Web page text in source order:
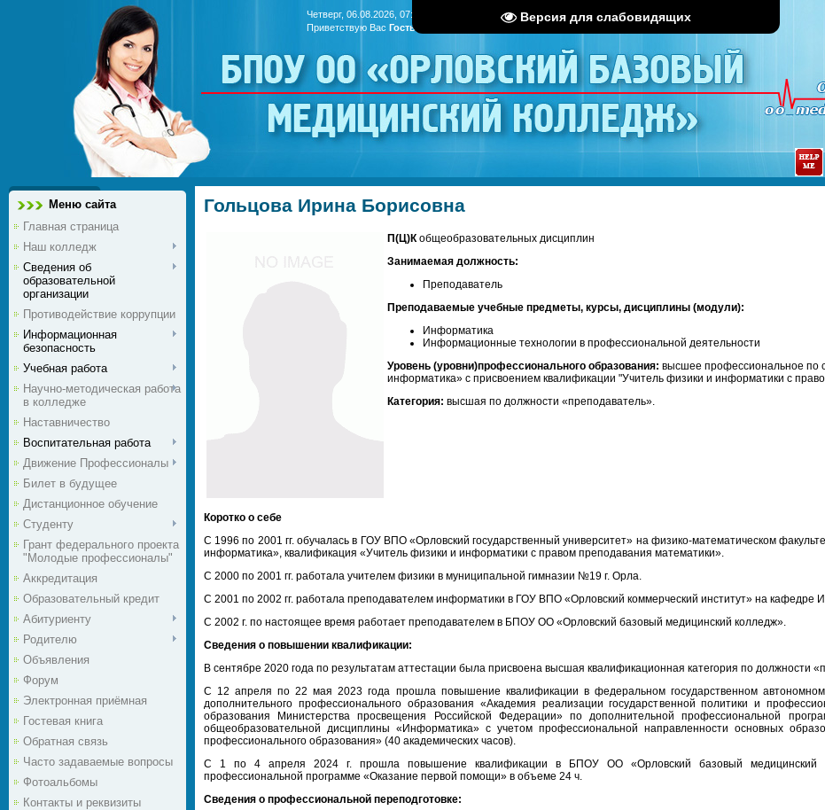
Версия для слабовидящих
Четверг, 06.08.2026, 07:11
Приветствую Вас Гость
БПОУ ОО «Орловский базовый
медицинский колледж»
Меню сайта
Главная страница
Наш колледж
Сведения об
образовательной
организации
Противодействие коррупции
Информационная
безопасность
Учебная работа
Научно-методическая работа
в колледже
Наставничество
Воспитательная работа
Движение Профессионалы
Билет в будущее
Дистанционное обучение
Студенту
Грант федерального проекта
"Молодые профессионалы"
Аккредитация
Образовательный кредит
Абитуриенту
Родителю
Объявления
Форум
Электронная приёмная
Гостевая книга
Обратная связь
Часто задаваемые вопросы
Фотоальбомы
Контакты и реквизиты
Гольцова Ирина Борисовна
П(Ц)Кобщеобразовательных дисциплин
Занимаемая должность:
Преподаватель
Преподаваемые учебные предметы, курсы, дисциплины (модули):
Информатика
Информационные технологии в профессиональной деятельности
Уровень (уровни)профессионального образования: высшее профессиональное по
информатика» с присвоением квалификации "Учитель физики и информатики с
Категория: высшая по должности «преподаватель».
Коротко о себе
С 1996 по 2001 гг. обучалась в ГОУ ВПО «Орловский государственный университет» на физико-математическом
информатика», квалификация «Учитель физики и информатики с правом преподавания математики».
С 2000 по 2001 гг. работала учителем физики в муниципальной гимназии №19 г. Орла.
С 2001 по 2002 гг. работала преподавателем информатики в ГОУ ВПО «Орловский коммерческий институт» на кафедре
С 2002 г. по настоящее время работает преподавателем в БПОУ ОО «Орловский базовый медицинский колледж».
Сведения о повышении квалификации:
В сентябре 2020 года по результатам аттестации была присвоена высшая квалификационная категория по должности
С 12 апреля по 22 мая 2023 года прошла повышение квалификации в федеральном государственном автономном
дополнительного профессионального образования «Академия реализации государственной политики и
образования Министерства просвещения Российской Федерации» по дополнительной профессиональной
общеобразовательной дисциплины «Информатика» с учетом профессиональной направленности основных
профессионального образования» (40 академических часов).
С 1 по 4 апреля 2024 г. прошла повышение квалификации в БПОУ ОО «Орловский базовый медицинский
профессиональной программе «Оказание первой помощи» в объеме 24 ч.
Сведения о профессиональной переподготовке: